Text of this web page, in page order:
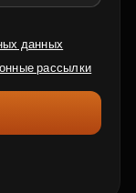
данных
рассылки